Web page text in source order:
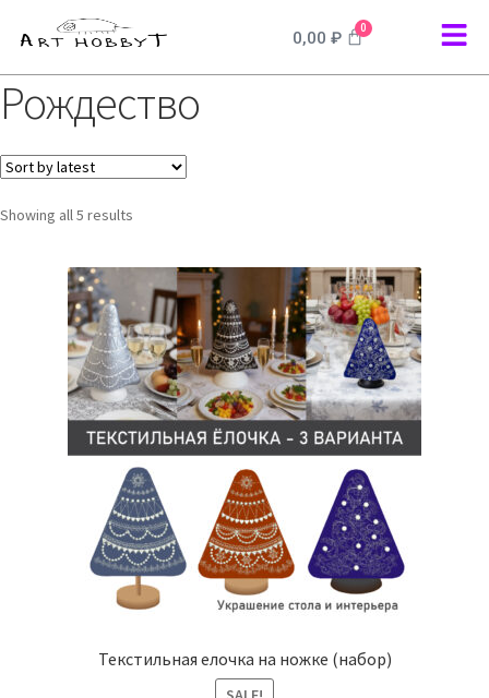
0,00 ₽
0
Рождество
Showing all 5 results
Текстильная елочка на ножке (набор)